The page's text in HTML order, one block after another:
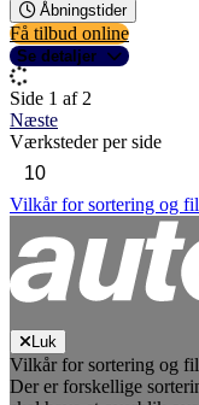
Åbningstider
Få tilbud online
Se detaljer
Side 1 af 2
Næste
Værksteder per side
Vilkår for sortering og
Luk
Vilkår for sortering og
Der er forskellige